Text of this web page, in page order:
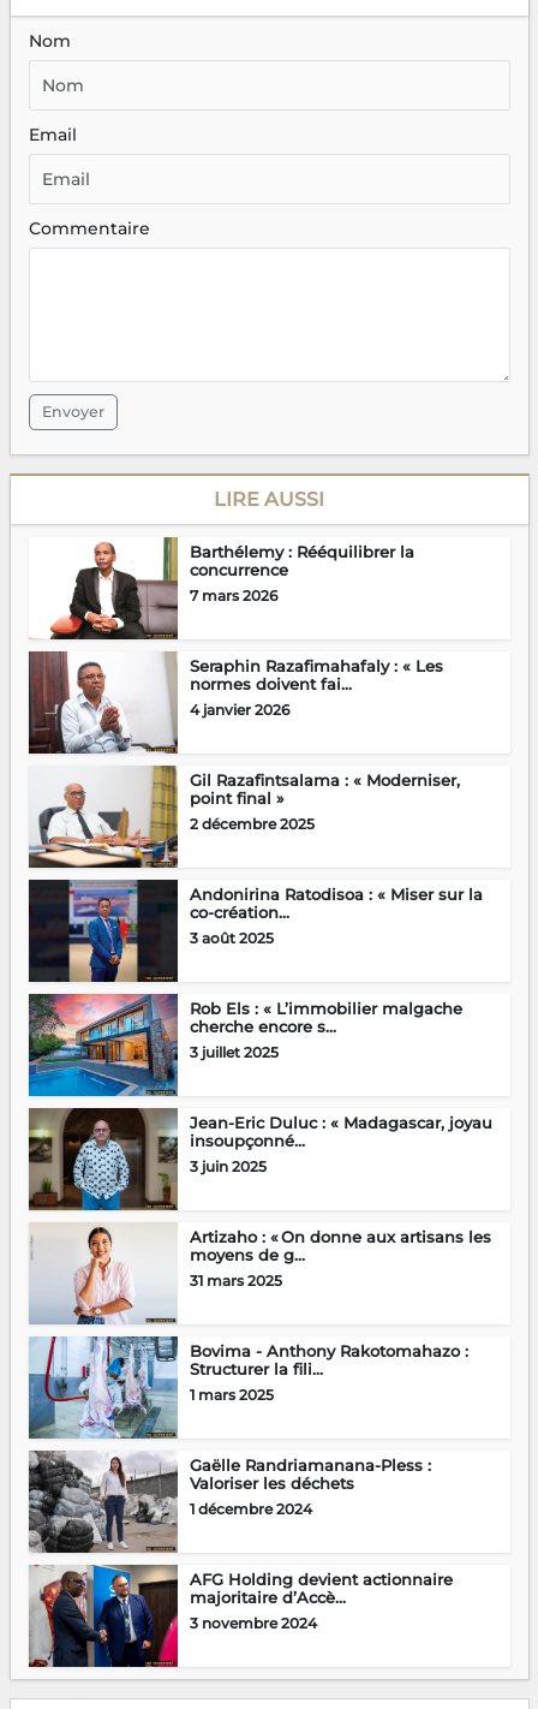
Nom
Email
Commentaire
Envoyer
LIRE AUSSI
Barthélemy : Rééquilibrer la
concurrence
7 mars 2026
Seraphin Razafimahafaly : « Les
normes doivent fai...
4 janvier 2026
Gil Razafintsalama : « Moderniser,
point final »
2 décembre 2025
Andonirina Ratodisoa : « Miser sur la
co-création...
3 août 2025
Rob Els : « L’immobilier malgache
cherche encore s...
3 juillet 2025
Jean-Eric Duluc : « Madagascar, joyau
insoupçonné...
3 juin 2025
Artizaho : « On donne aux artisans les
moyens de g...
31 mars 2025
Bovima - Anthony Rakotomahazo :
Structurer la fili...
1 mars 2025
Gaëlle Randriamanana-Pless :
Valoriser les déchets
1 décembre 2024
AFG Holding devient actionnaire
majoritaire d’Accè...
3 novembre 2024